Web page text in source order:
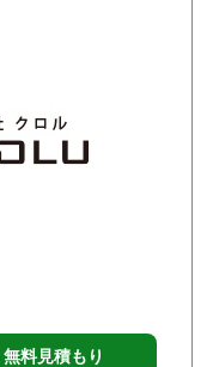
無料見積もり